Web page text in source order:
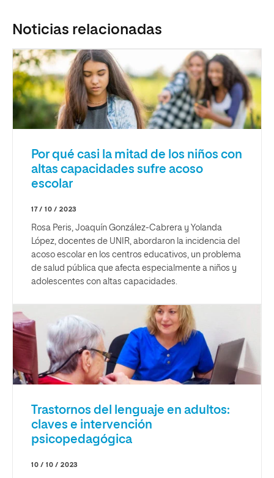
Noticias relacionadas
Por qué casi la mitad de los niños con
altas capacidades sufre acoso
escolar
17 / 10 / 2023
Rosa Peris, Joaquín González-Cabrera y Yolanda
López, docentes de UNIR, abordaron la incidencia del
acoso escolar en los centros educativos, un problema
de salud pública que afecta especialmente a niños y
adolescentes con altas capacidades.
Trastornos del lenguaje en adultos:
claves e intervención
psicopedagógica
10 / 10 / 2023